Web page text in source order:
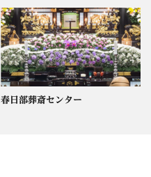
春日部葬斎センター